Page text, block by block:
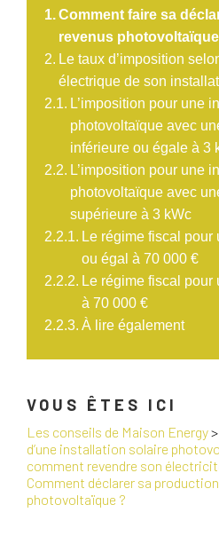
Comment faire sa
revenus
Le taux d’imposition
électrique de son
L’imposition pour une
photovoltaïque avec
inférieure ou égale à 3
L’imposition pour une
photovoltaïque avec
supérieure à 3 kWc
Le régime fiscal
ou égal à 70 000 €
Le régime fiscal
à 70 000 €
À lire également
VOUS ÊTES ICI
Les conseils de Maison Energy>
d’une installation solaire
comment revendre son
Comment déclarer sa
photovoltaïque ?